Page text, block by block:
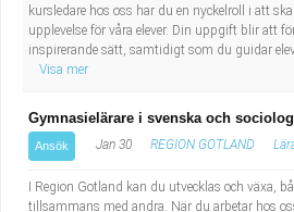
kursledare hos oss har du en nyckelroll i att
upplevelse för våra elever. Din uppgift blir att
inspirerande sätt, samtidigt som du guidar
Visa mer
Gymnasielärare i svenska och
Ansök Jan 30 REGION GOTLAND
I Region Gotland kan du utvecklas och växa,
tillsammans med andra. När du arbetar hos